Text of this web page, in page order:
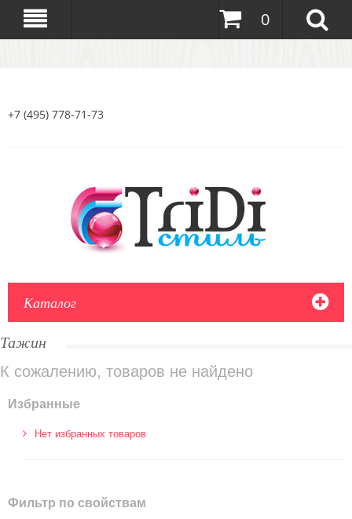
0
+7 (495) 778-71-73
Каталог
Тажин
К сожалению, товаров не найдено
Избранные
Нет избранных товаров
Фильтр по свойствам